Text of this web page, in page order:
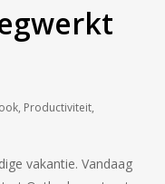
, Productiviteit,
vakantie. Vandaag